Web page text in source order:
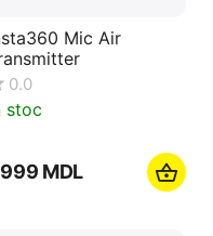
Mic Air
0.0
stoc
999 MDL